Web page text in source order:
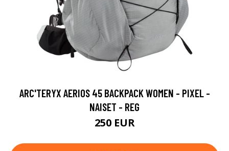
ARC'TERYX AERIOS 45 BACKPACK WOMEN - PIXEL -
NAISET - REG
250 EUR